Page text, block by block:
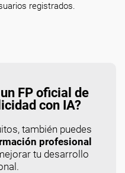
registrados.
FP oficial de
con IA?
también puedes
profesional
tu desarrollo